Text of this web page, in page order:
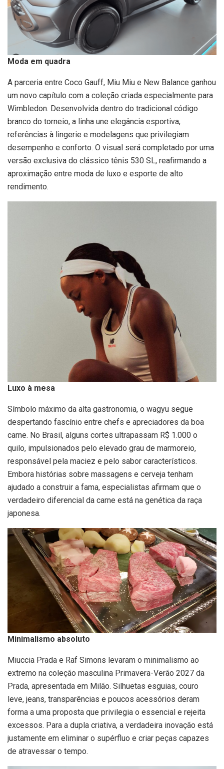
Moda em quadra
A parceria entre Coco Gauff, Miu Miu e New Balance ganhou
um novo capítulo com a coleção criada especialmente para
Wimbledon. Desenvolvida dentro do tradicional código
branco do torneio, a linha une elegância esportiva,
referências à lingerie e modelagens que privilegiam
desempenho e conforto. O visual será completado por uma
versão exclusiva do clássico tênis 530 SL, reafirmando a
aproximação entre moda de luxo e esporte de alto
rendimento.
Luxo à mesa
Símbolo máximo da alta gastronomia, o wagyu segue
despertando fascínio entre chefs e apreciadores da boa
carne. No Brasil, alguns cortes ultrapassam R$ 1.000 o
quilo, impulsionados pelo elevado grau de marmoreio,
responsável pela maciez e pelo sabor característicos.
Embora histórias sobre massagens e cerveja tenham
ajudado a construir a fama, especialistas afirmam que o
verdadeiro diferencial da carne está na genética da raça
japonesa.
Minimalismo absoluto
Miuccia Prada e Raf Simons levaram o minimalismo ao
extremo na coleção masculina Primavera-Verão 2027 da
Prada, apresentada em Milão. Silhuetas esguias, couro
leve, jeans, transparências e poucos acessórios deram
forma a uma proposta que privilegia o essencial e rejeita
excessos. Para a dupla criativa, a verdadeira inovação está
justamente em eliminar o supérfluo e criar peças capazes
de atravessar o tempo.